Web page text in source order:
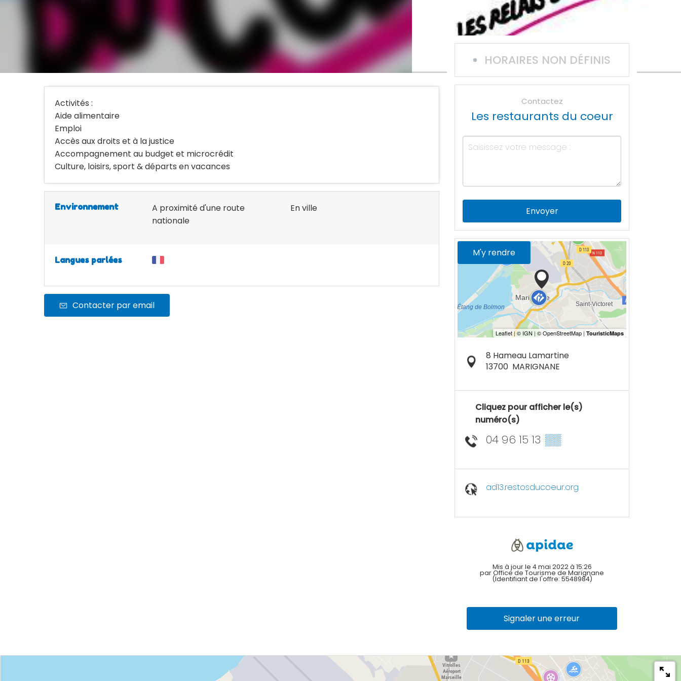
Activités :
Aide alimentaire
Emploi
Accès aux droits et à la justice
Accompagnement au budget et microcrédit
Culture, loisirs, sport & départs en vacances
Environnement
A proximité d'une route
nationale
En ville
Langues parlées
Contacter par email
HORAIRES NON DÉFINIS
Contactez
Les restaurants du coeur
Envoyer
M'y rendre
8 Hameau Lamartine
13700 MARIGNANE
Cliquez pour afficher le(s)
numéro(s)
04 96 15 13 ▒▒
ad13.restosducoeur.org
Mis à jour le 4 mai 2022 à 15:26
par Office de Tourisme de Marignane
(Identifiant de l'offre: 5548984)
Signaler une erreur